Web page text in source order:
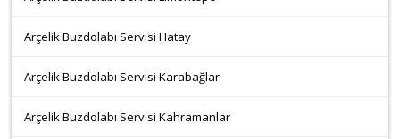
Arçelik Buzdolabı Servisi Hatay
Arçelik Buzdolabı Servisi Karabağlar
Arçelik Buzdolabı Servisi Kahramanlar